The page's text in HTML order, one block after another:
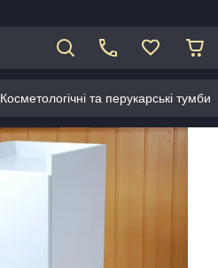
Косметологічні та перукарські тумби